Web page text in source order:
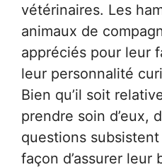
vétérinaires. Les
animaux de
appréciés pour leur
leur personnalité
Bien qu’il soit
prendre soin d’eux,
questions
façon d’assurer leur